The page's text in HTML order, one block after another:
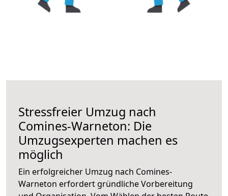
Stressfreier Umzug nach
Comines-Warneton: Die
Umzugsexperten machen es
möglich
Ein erfolgreicher Umzug nach Comines-
Warneton erfordert gründliche Vorbereitung